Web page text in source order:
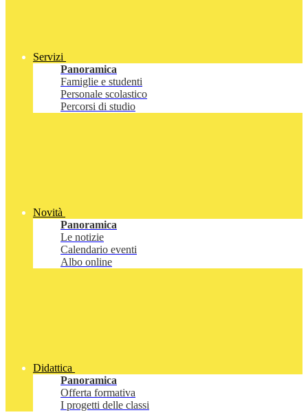
Servizi
Panoramica
Famiglie e studenti
Personale scolastico
Percorsi di studio
Novità
Panoramica
Le notizie
Calendario eventi
Albo online
Didattica
Panoramica
Offerta formativa
I progetti delle classi